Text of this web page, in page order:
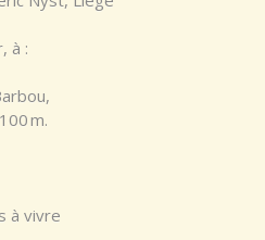
à :
m.
à vivre